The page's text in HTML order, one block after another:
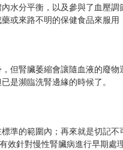
水分平衡，以及參與了血壓
來路不明的保健食品來服
但腎臟萎縮會讓隨血液的廢
是瀕臨洗腎邊緣的時候了。
的範圍內；再來就是切記
針對慢性腎臟病進行早期處理